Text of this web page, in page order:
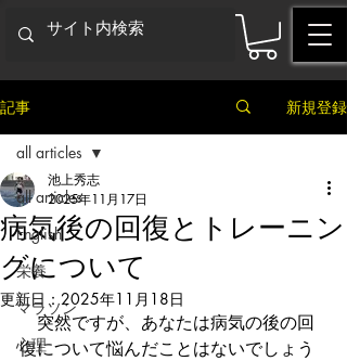
記事 新規登録
all articles
English
栄養
マラソン
心理
all articles
病気後の回復とトレーニン
グについて
池上秀志
2025年11月17日
更新日：2025年11月18日
突然ですが、あなたは病気の後の回
復について悩んだことはないでしょう